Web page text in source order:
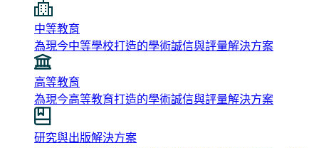
中等教育
為現今中等學校打造的學術誠信與評量解決方案
高等教育
為現今高等教育打造的學術誠信與評量解決方案
研究與出版解決方案